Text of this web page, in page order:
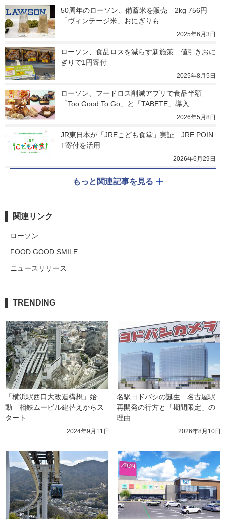
50周年のローソン、備蓄米を販売　2kg 756円
「ヴィンテージ米」おにぎりも
2025年6月3日
ローソン、食品ロスを減らす新施策　値引きおに
ぎりで1円寄付
2025年8月5日
ローソン、フードロス削減アプリで食品半額
「Too Good To Go」と「TABETE」導入
2026年5月8日
JR東日本が「JREこども食堂」実証　JRE POIN
T寄付を活用
2026年6月29日
もっと関連記事を見る
関連リンク
ローソン
FOOD GOOD SMILE
ニュースリリース
TRENDING
「横浜駅西口大改造構想」始
動　相鉄ムービル建替えからス
タート
2024年9月11日
名駅ヨドバシの誕生　名古屋駅
再開発の行方と「期間限定」の
理由
2026年8月10日